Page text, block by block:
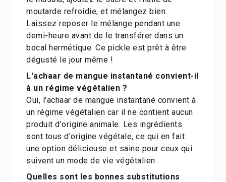
moutarde refroidie, et mélangez bien.
Laissez reposer le mélange pendant une
demi-heure avant de le transférer dans un
bocal hermétique. Ce pickle est prêt à être
dégusté le jour même !
L'achaar de mangue instantané convient-il
à un régime végétalien ?
Oui, l'achaar de mangue instantané convient à
un régime végétalien car il ne contient aucun
produit d'origine animale. Les ingrédients
sont tous d'origine végétale, ce qui en fait
une option délicieuse et saine pour ceux qui
suivent un mode de vie végétalien.
Quelles sont les bonnes substitutions